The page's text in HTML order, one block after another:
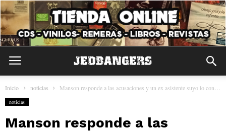
Inicio noticias Manson responde a las acusaciones y un ex asistente suyo lo contradice
noticias
Manson responde a las